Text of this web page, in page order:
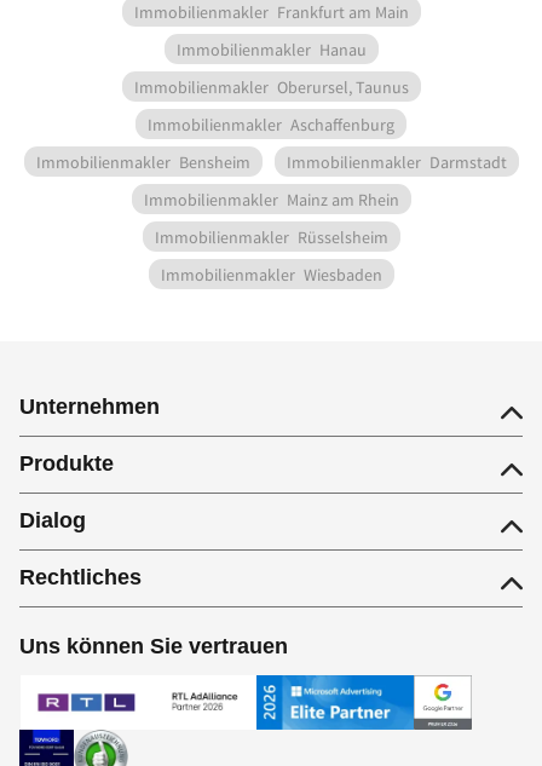
Immobilienmakler Frankfurt am Main
Immobilienmakler Hanau
Immobilienmakler Oberursel, Taunus
Immobilienmakler Aschaffenburg
Immobilienmakler Bensheim Immobilienmakler Darmstadt
Immobilienmakler Mainz am Rhein
Immobilienmakler Rüsselsheim
Immobilienmakler Wiesbaden
Unternehmen
Produkte
Dialog
Rechtliches
Uns können Sie vertrauen